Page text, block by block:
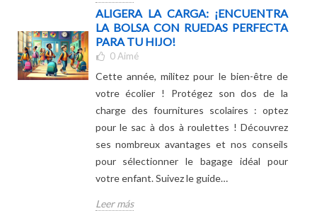
vida útil con consejos sencillos y eficaces!
Leer más
ALIGERA LA CARGA: ¡ENCUENTRA
LA BOLSA CON RUEDAS PERFECTA
PARA TU HIJO!
0Aimé
Cette année, militez pour le bien-être de
votre écolier ! Protégez son dos de la
charge des fournitures scolaires : optez
pour le sac à dos à roulettes ! Découvrez
ses nombreux avantages et nos conseils
pour sélectionner le bagage idéal pour